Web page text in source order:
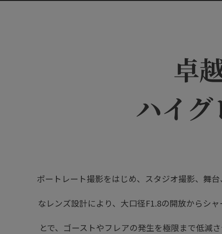
卓
ハイ
ポートレート撮影をはじめ、スタジオ撮影、舞
なレンズ設計により、大口径F1.8の開放からシ
とで、ゴーストやフレアの発生を極限まで低減